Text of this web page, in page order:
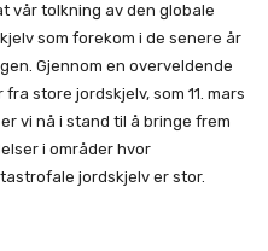
vår tolkning av den globale
som forekom i de senere år
Gjennom en overveldende
store jordskjelv, som 11. mars
vi nå i stand til å bringe frem
i områder hvor
jordskjelv er stor.